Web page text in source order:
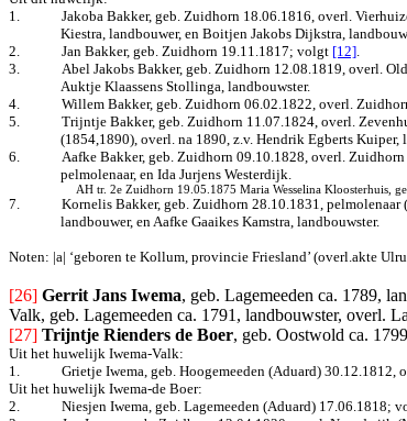
1.
Jakoba Bakker, geb. Zuidhorn 18.06.1816, overl.
Kiestra, landbouwer, en Boitjen Jakobs Dijkstra,
2.
Jan Bakker, geb. Zuidhorn 19.11.1817; volgt [12].
3.
Abel Jakobs Bakker, geb. Zuidhorn 12.08.1819, overl.
Auktje Klaassens Stollinga, landbouwster.
4.
Willem Bakker, geb. Zuidhorn 06.02.1822, overl.
5.
Trijntje Bakker, geb. Zuidhorn 11.07.1824, overl.
(1854,1890), overl. na 1890, z.v. Hendrik Egberts Kuiper,
6.
Aafke Bakker, geb. Zuidhorn 09.10.1828, overl.
pelmolenaar, en Ida Jurjens Westerdijk.
AH tr. 2e Zuidhorn 19.05.1875 Maria Wesselina Kloosterhuis,
7.
Kornelis Bakker, geb. Zuidhorn 28.10.1831,
landbouwer, en Aafke Gaaikes Kamstra, landbouwster.
Noten: |a| ‘geboren te Kollum, provincie Friesland’ (overl.akte
[26] Gerrit Jans Iwema, geb. Lagemeeden ca. 1789,
Valk, geb. Lagemeeden ca. 1791, landbouwster, overl.
[27] Trijntje Rienders de Boer, geb. Oostwold ca.
Uit het huwelijk Iwema-Valk:
1.
Grietje Iwema, geb. Hoogemeeden (Aduard) 30.12.1812,
Uit het huwelijk Iwema-de Boer:
2.
Niesjen Iwema, geb. Lagemeeden (Aduard) 17.06.1818;